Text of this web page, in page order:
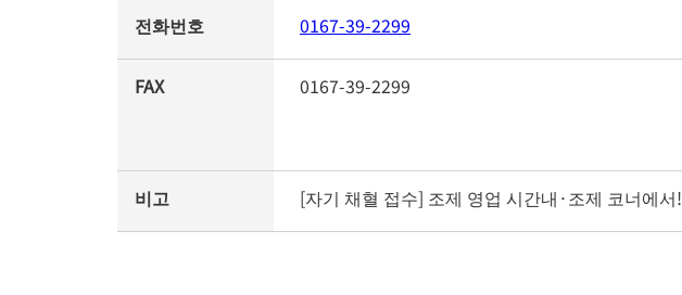
전화번호 0167-39-2299
FAX 0167-39-2299
비고 [자기 채혈 접수] 조제 영업 시간내·조제 코너에서!